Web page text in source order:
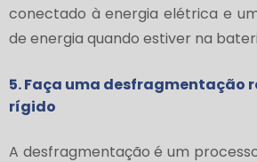
conectado à energia elétrica e
de energia quando estiver na
5. Faça uma desfragmentação
rígido
A desfragmentação é um